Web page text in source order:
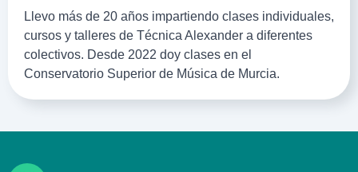
Llevo más de 20 años impartiendo clases individuales,
cursos y talleres de Técnica Alexander a diferentes
colectivos. Desde 2022 doy clases en el
Conservatorio Superior de Música de Murcia.